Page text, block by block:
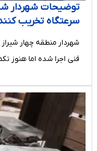
توضیحات شهردار
سرعتگاه تخریب
شهردار منطقه چهار
فنی اجرا شده اما هنوز